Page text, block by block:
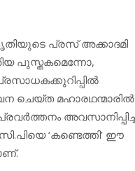
പ്രസ് അക്കാദമി
പുസ്തകമെന്നോ,
ചെയ്ത മഹാരഥന്മാരില്‍
‘കണ്ടെത്തി’ ഈ